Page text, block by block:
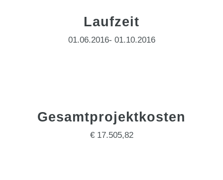
Laufzeit
01.06.2016- 01.10.2016
Gesamtprojektkosten
€ 17.505,82